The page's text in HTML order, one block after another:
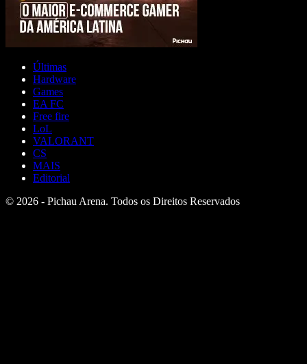
Últimas
Hardware
Games
EA FC
Free fire
LoL
VALORANT
CS
MAIS
Editorial
© 2026 - Pichau Arena. Todos os Direitos Reservados